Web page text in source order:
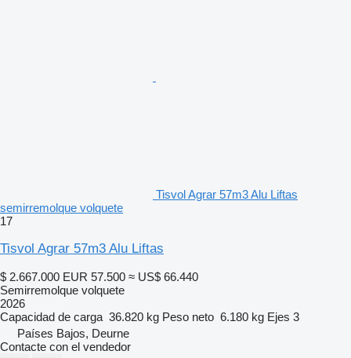
Tisvol Agrar 57m3 Alu Liftas
semirremolque volquete
17
Tisvol Agrar 57m3 Alu Liftas
$ 2.667.000 EUR 57.500 ≈ US$ 66.440
Semirremolque volquete
2026
Capacidad de carga 36.820 kg Peso neto 6.180 kg Ejes 3
Países Bajos, Deurne
Contacte con el vendedor